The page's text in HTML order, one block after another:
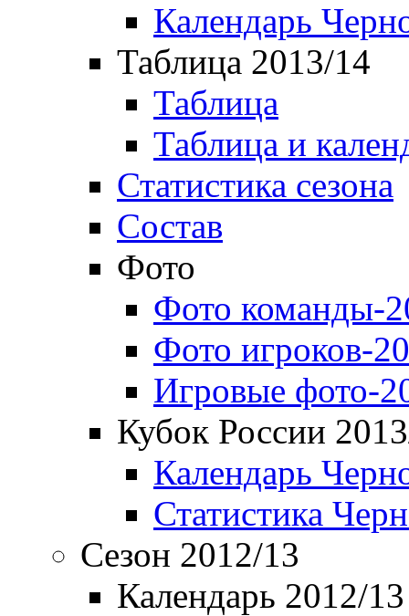
Календарь
Таблица 2013/14
Таблица
Таблица и
Статистика сезона
Состав
Фото
Фото команды-
Фото игроков-
Игровые фото-
Кубок России
Календарь
Статистика
Сезон 2012/13
Календарь 2012/13